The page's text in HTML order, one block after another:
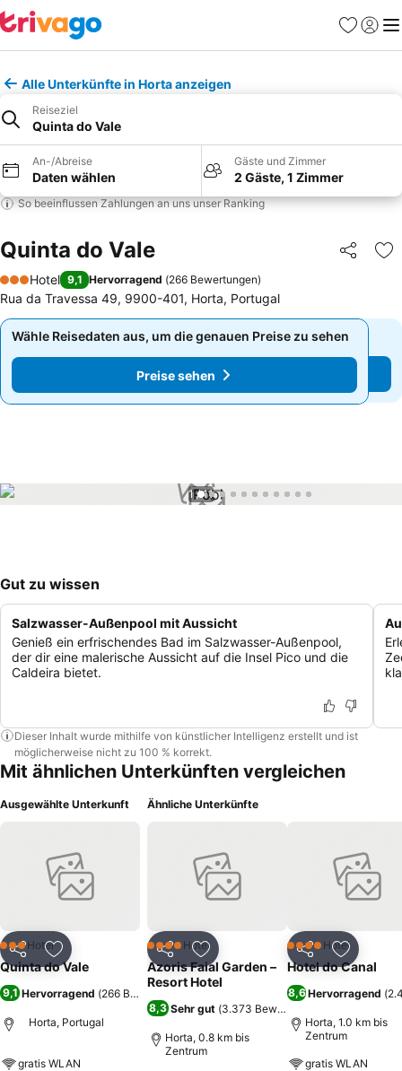
Favoriten
Alle Unterkünfte in Horta anzeigen
Reiseziel
Quinta do Vale
An-/Abreise
Daten wählen
Gäste und Zimmer
2 Gäste, 1 Zimmer
So beeinflussen Zahlungen an uns unser Ranking
Quinta do Vale Teilen
3 Sterne
Hotel 9,1 Hervorragend (266 Bewertungen)
Rua da Travessa 49, 9900-401, Horta, Portugal
Wähle Reisedaten aus, um die genauen Preise zu sehen
Preise sehen
Wähle Reisedaten aus, um die genauen Preise zu sehen
Preise sehen
1 / 11
Gut zu wissen
Salzwasser-Außenpool mit Aussicht
Genieß ein erfrischendes Bad im Salzwasser-Außenpool,
der dir eine malerische Aussicht auf die Insel Pico und die
Caldeira bietet.
Dieser Inhalt wurde mithilfe von künstlicher Intelligenz erstellt und ist
möglicherweise nicht zu 100 % korrekt.
Mit ähnlichen Unterkünften vergleichen
Ausgewählte Unterkunft
Teilen Zu Favoriten hinzufügen
3 SterneHotel
Quinta do Vale
9,1 Hervorragend (266 Bewertungen
Horta, Portugal
gratis WLAN
Ähnliche Unterkünfte
Teilen Zu Favoriten hinzufügen
4 SterneHotel
Azoris Faial Garden –
Resort Hotel
8,3 Sehr gut (3.373 Bewertungen
Horta, 0.8 km bis
Zentrum
Teilen Zu
4 SterneHotel
Hotel do Canal
8,6Hervorragend (
Horta, 1.0 km bis
Zentrum
gratis WLAN